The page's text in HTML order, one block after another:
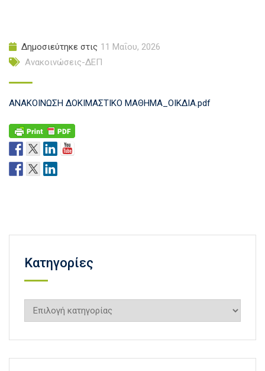
Δημοσιεύτηκε στις 11 Μαΐου, 2026
Ανακοινώσεις-ΔΕΠ
ΑΝΑΚΟΙΝΩΣΗ ΔΟΚΙΜΑΣΤΙΚΟ ΜΑΘΗΜΑ_ΟΙΚΔΙΑ.pdf
Kατηγορίες
Kατηγορίες